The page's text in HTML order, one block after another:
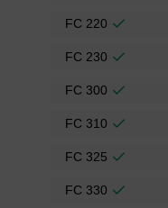
FC 220
FC 230
FC 300
FC 310
FC 325
FC 330